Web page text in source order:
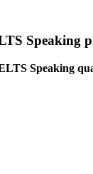
Speaking
Speaking